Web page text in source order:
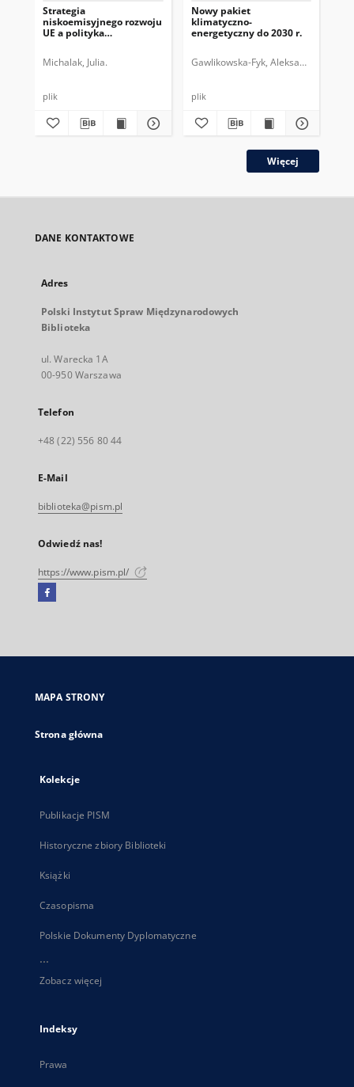
Strategia
niskoemisyjnego rozwoju
UE a polityka
Michalak, Julia.
plik
Nowy pakiet
klimatyczno-
energetyczny do 2030 r.
Gawlikowska-Fyk, Aleksandra.
plik
Więcej
DANE KONTAKTOWE
Adres
Polski Instytut Spraw Międzynarodowych
Biblioteka
ul. Warecka 1A
00-950 Warszawa
Telefon
+48 (22) 556 80 44
E-Mail
biblioteka@pism.pl
Odwiedź nas!
https://www.pism.pl/
Facebook
się
karcie
MAPA STRONY
Strona główna
Kolekcje
Publikacje PISM
Historyczne zbiory Biblioteki
Książki
Czasopisma
Polskie Dokumenty Dyplomatyczne
...
Zobacz więcej
Indeksy
Prawa